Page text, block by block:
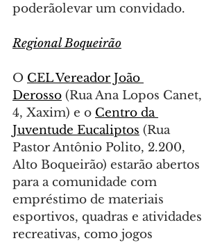
poderãolevar um convidado.
Regional Boqueirão
O CEL Vereador João
Derosso (Rua Ana Lopos Canet,
4, Xaxim) e o Centro da
Juventude Eucaliptos (Rua
Pastor Antônio Polito, 2.200,
Alto Boqueirão) estarão abertos
para a comunidade com
empréstimo de materiais
esportivos, quadras e atividades
recreativas, como jogos